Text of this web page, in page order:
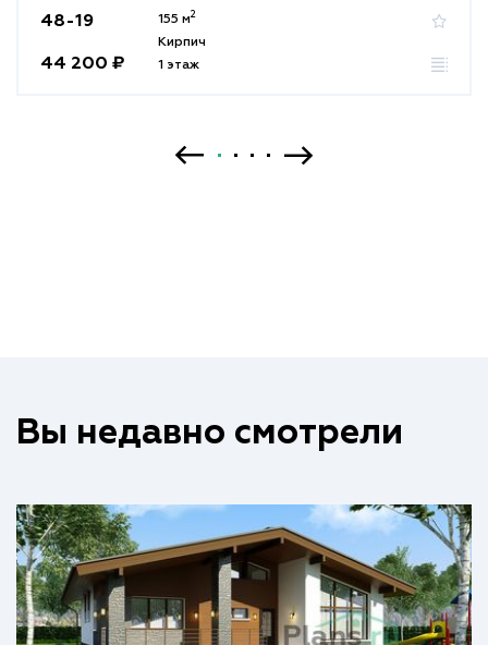
48-19
44 200 ₽
155 м2
Кирпич
1 этаж
Вы недавно смотрели